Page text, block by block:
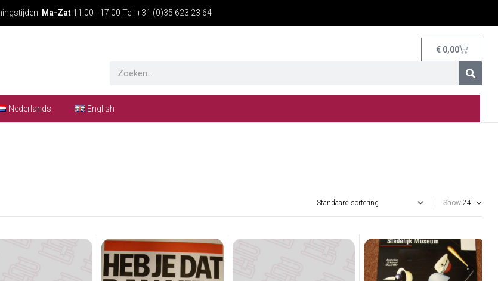
Ma-Zat 11:00 - 17:00 Tel: +31 (0)35 623 23 64
€ 0,00
Nederlands English
Show